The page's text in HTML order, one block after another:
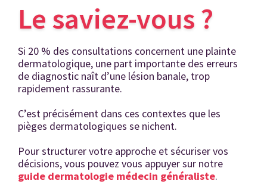
Le saviez-vous ?
Si 20 % des consultations concernent une plainte
dermatologique, une part importante des erreurs
de diagnostic naît d’une lésion banale, trop
rapidement rassurante.
C’est précisément dans ces contextes que les
pièges dermatologiques se nichent.
Pour structurer votre approche et sécuriser vos
décisions, vous pouvez vous appuyer sur notre
guide dermatologie médecin généraliste.